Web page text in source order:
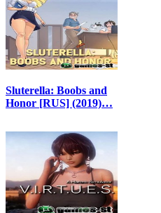
Sluterella: Boobs and
Honor [RUS] (2019)…